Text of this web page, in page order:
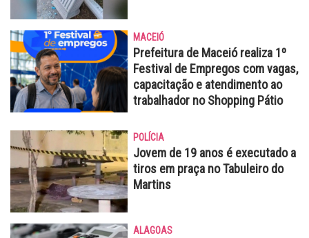
MACEIÓ
Prefeitura de Maceió realiza 1º
Festival de Empregos com vagas,
capacitação e atendimento ao
trabalhador no Shopping Pátio
POLÍCIA
Jovem de 19 anos é executado a
tiros em praça no Tabuleiro do
Martins
ALAGOAS